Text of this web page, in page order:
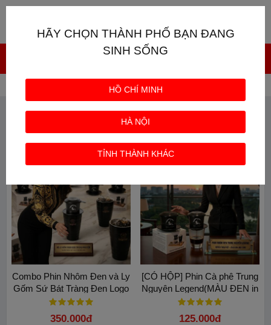
Từ khóa: Phin cafe Trung Nguyen
TỪ KHÓA: PHIN CAFE TRUNG NGUYEN
HOT
Combo Phin Nhôm Đen và Ly
Gốm Sứ Bát Tràng Đen Logo
Legend Trung Nguyên
350.000đ
[CÓ HỘP] Phin Cà phê Trung
Nguyên Legend(MÀU ĐEN in
DANH NHÂN)
125.000đ
HÃY CHỌN THÀNH PHỐ BẠN ĐANG
SINH SỐNG
HỒ CHÍ MINH
HÀ NỘI
TỈNH THÀNH KHÁC